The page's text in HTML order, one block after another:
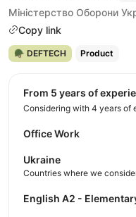
Міністерство Оборони
Copy link
🪖 DEFTECH Product
from 5 years of
Considering with 4 years of
Office Work
Ukraine
Countries where we
English A2 -